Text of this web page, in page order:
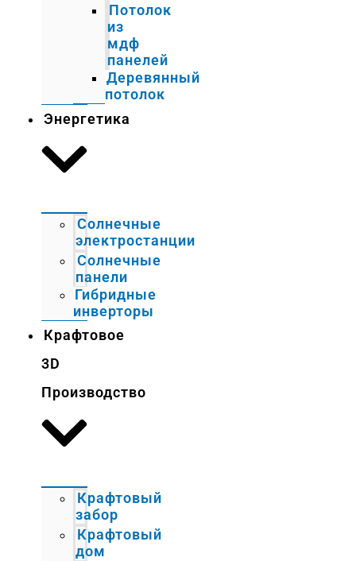
Потолок
из
мдф
панелей
Деревянный
потолок
Энергетика
Солнечные
электростанции
Солнечные
панели
Гибридные
инверторы
Крафтовое
3D
Производство
Крафтовый
забор
Крафтовый
дом